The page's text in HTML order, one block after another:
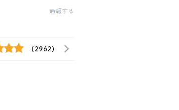
通報する
(2962)